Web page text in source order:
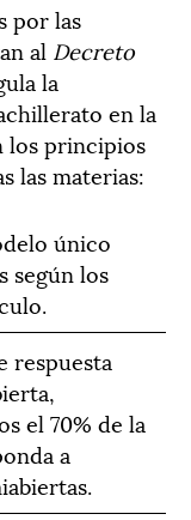
por las
al Decreto
la
en la
los principios
las materias:
único
según los
respuesta
el 70% de la
a